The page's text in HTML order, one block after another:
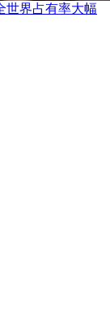
世界占有率大幅